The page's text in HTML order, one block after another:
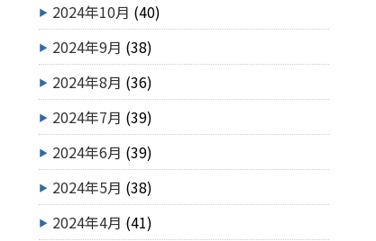
2024年10月 (40)
2024年9月 (38)
2024年8月 (36)
2024年7月 (39)
2024年6月 (39)
2024年5月 (38)
2024年4月 (41)